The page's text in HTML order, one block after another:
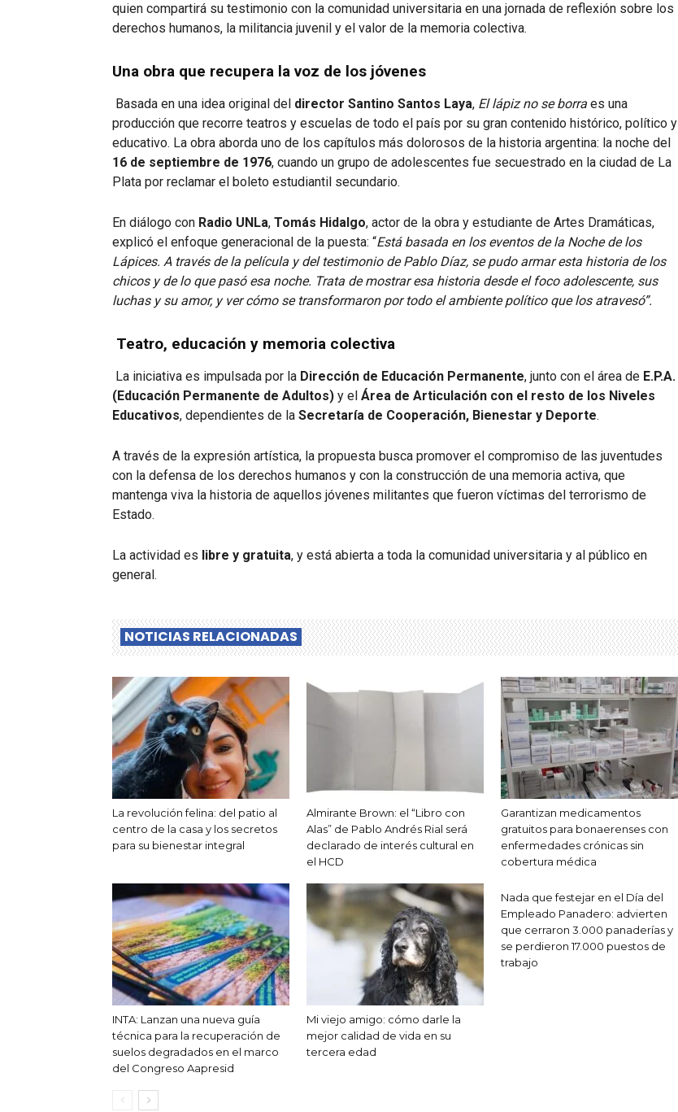
quien compartirá su testimonio con la comunidad universitaria en una jornada de reflexión sobre los
derechos humanos, la militancia juvenil y el valor de la memoria colectiva.
Una obra que recupera la voz de los jóvenes
Basada en una idea original del director Santino Santos Laya, El lápiz no se borra es una
producción que recorre teatros y escuelas de todo el país por su gran contenido histórico, político y
educativo. La obra aborda uno de los capítulos más dolorosos de la historia argentina: la noche del
16 de septiembre de 1976, cuando un grupo de adolescentes fue secuestrado en la ciudad de La
Plata por reclamar el boleto estudiantil secundario.
En diálogo con Radio UNLa, Tomás Hidalgo, actor de la obra y estudiante de Artes Dramáticas,
explicó el enfoque generacional de la puesta: “Está basada en los eventos de la Noche de los
Lápices. A través de la película y del testimonio de Pablo Díaz, se pudo armar esta historia de los
chicos y de lo que pasó esa noche. Trata de mostrar esa historia desde el foco adolescente, sus
luchas y su amor, y ver cómo se transformaron por todo el ambiente político que los atravesó”.
Teatro, educación y memoria colectiva
La iniciativa es impulsada por la Dirección de Educación Permanente, junto con el área de E.P.A.
(Educación Permanente de Adultos) y el Área de Articulación con el resto de los Niveles
Educativos, dependientes de la Secretaría de Cooperación, Bienestar y Deporte.
A través de la expresión artística, la propuesta busca promover el compromiso de las juventudes
con la defensa de los derechos humanos y con la construcción de una memoria activa, que
mantenga viva la historia de aquellos jóvenes militantes que fueron víctimas del terrorismo de
Estado.
La actividad es libre y gratuita, y está abierta a toda la comunidad universitaria y al público en
general.
NOTICIAS RELACIONADAS
La revolución felina: del patio al
centro de la casa y los secretos
para su bienestar integral
Almirante Brown: el “Libro con
Alas” de Pablo Andrés Rial será
declarado de interés cultural en
el HCD
Garantizan medicamentos
gratuitos para bonaerenses con
enfermedades crónicas sin
cobertura médica
INTA: Lanzan una nueva guía
técnica para la recuperación de
suelos degradados en el marco
del Congreso Aapresid
Mi viejo amigo: cómo darle la
mejor calidad de vida en su
tercera edad
Nada que festejar en el Día del
Empleado Panadero: advierten
que cerraron 3.000 panaderías y
se perdieron 17.000 puestos de
trabajo